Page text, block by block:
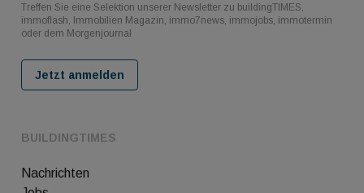
BUILDINGTIMES
Nachrichten
Treffen Sie eine Selektion unserer Newsletter zu buildingTIMES,
immoflash, Immobilien Magazin, immo7news, immojobs, immotermin
oder dem Morgenjournal
Jetzt anmelden